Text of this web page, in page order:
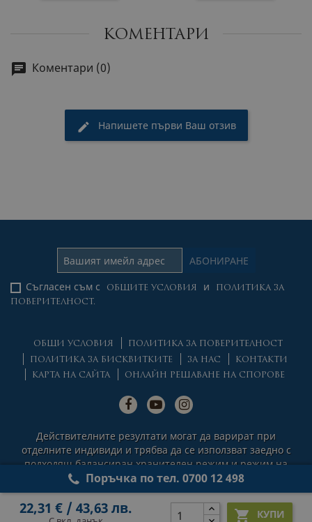
Поръчка по тел. 0700 12 498
22,31 € / 43,63 лв.  КУПИ
КОМЕНТАРИ
Коментари (0)
Напишете първи Ваш отзив
Съгласен съм с ОБЩИТЕ УСЛОВИЯ и
ПОЛИТИКА ЗА
ПОВЕРИТЕЛНОСТ.
ОБЩИ УСЛОВИЯ
ПОЛИТИКА ЗА ПОВЕРИТЕЛНОСТ
ПОЛИТИКА ЗА БИСКВИТКИТЕ
ЗА НАС
КОНТАКТИ
КАРТА НА САЙТА
ОНЛАЙН РЕШАВАНЕ НА СПОРОВЕ
Действителните резултати могат да варират при
отделните индивиди и трябва да се използват заедно с
подходящ балансиран хранителен режим и режим на
физическа активност.
© 2026 Natural Factors Nutritional Products Ltd. All rights